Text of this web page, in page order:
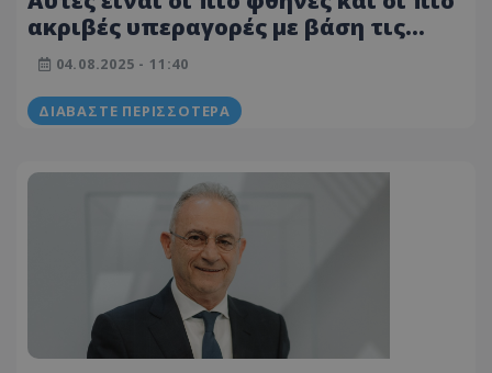
ακριβές υπεραγορές με βάση τις
τιμές στο e-kalathi - Τι λένε τα
στοιχεία για τις προσφορές
04.08.2025 - 11:40
ΔΙΑΒΆΣΤΕ ΠΕΡΙΣΣΌΤΕΡΑ